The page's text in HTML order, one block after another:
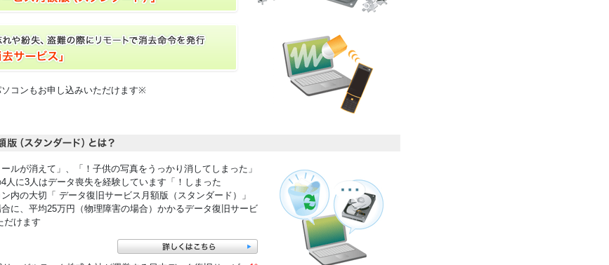
※モバイルパソコン以外のパソコンもお申し込みいただけます。
が故障してメールが消えて
しまった！」など、パソコンをご利用の4人に3人はデータ喪失を経験しています。
ルでパソコン内の大切
に、平均25万円（物理障害の場合）かかるデータ復旧サービ
けます。